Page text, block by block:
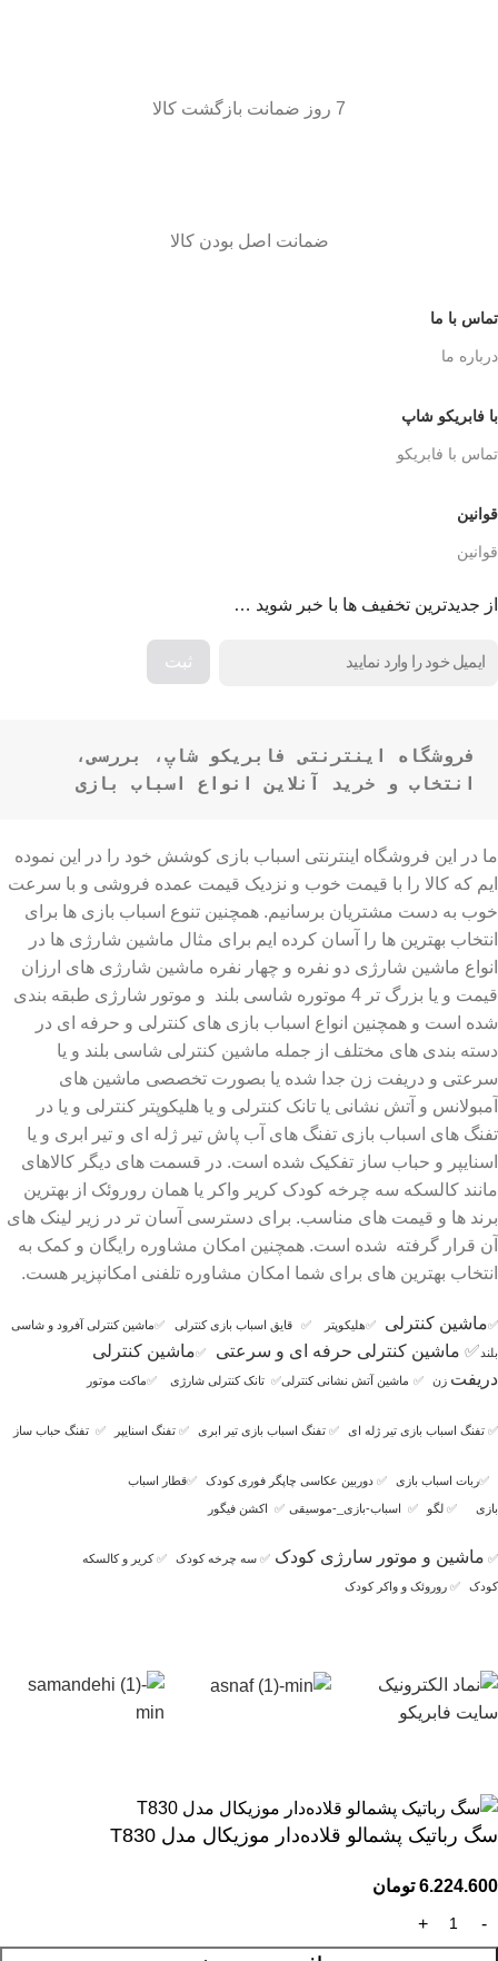
7 روز ضمانت بازگشت کالا
ضمانت اصل بودن کالا
تماس با ما
درباره ما
با فابریکو شاپ
تماس با فابریکو
قوانین
قوانین
از جدیدترین تخفیف ها با خبر شوید …
انتخاب و خرید آنلاین انواع اسباب بازی
ما در این فروشگاه اینترنتی اسباب بازی کوشش خود را در این نموده
ایم که کالا را با قیمت خوب و نزدیک قیمت عمده فروشی و با سرعت
خوب به دست مشتریان برسانیم. همچنین تنوع اسباب بازی ها برای
انتخاب بهترین ها را آسان کرده ایم برای مثال ماشین شارژی ها در
انواع ماشین شارژی دو نفره و چهار نفره ماشین شارژی های ارزان
قیمت و یا بزرگ تر 4 موتوره شاسی بلند و موتور شارژی طبقه بندی
شده است و همچنین انواع اسباب بازی های کنترلی و حرفه ای در
دسته بندی های مختلف از جمله ماشین کنترلی شاسی بلند و یا
سرعتی و دریفت زن جدا شده یا بصورت تخصصی ماشین های
آمبولانس و آتش نشانی یا تانک کنترلی و یا هلیکوپتر کنترلی و یا در
تفنگ های اسباب بازی تفنگ های آب پاش تیر ژله ای و تیر ابری و یا
اسنایپر و حباب ساز تفکیک شده است. در قسمت های دیگر کالاهای
مانند کالسکه سه چرخه کودک کریر واکر یا همان روروئک از بهترین
برند ها و قیمت های مناسب. برای دسترسی آسان تر در زیر لینک های
آن قرار گرفته شده است. همچنین امکان مشاوره رایگان و کمک به
انتخاب بهترین های برای شما امکان مشاوره تلفنی امکانپزیر هست.
✅ماشین کنترلی ✅هلیکوپتر ✅ قایق اسباب بازی کنترلی ✅ماشین کنترلی آفرود و شاسی
بلند ✅ ماشین کنترلی حرفه ای و سرعتی ✅ماشین کنترلی
دریفت زن ✅ ماشین آتش نشانی کنترلی✅ تانک کنترلی شارژی ✅ماکت موتور
✅ تفنگ اسباب بازی تیر ژله ای ✅ تفنگ اسباب بازی تیر ابری ✅ تفنگ اسنایپر ✅ تفنگ حباب ساز
✅ربات اسباب بازی ✅ دوربین عکاسی چاپگر فوری کودک ✅قطار اسباب
بازی ✅ لگو ✅ اسباب-بازی_-موسیقی ✅ اکشن فیگور
✅ ماشین و موتور سارژی کودک ✅ سه چرخه کودک ✅کریر و کالسکه
کودک ✅ روروئک و واکر کودک
سگ رباتیک پشمالو قلاده‌دار موزیکال مدل T830
6.224.600 تومان